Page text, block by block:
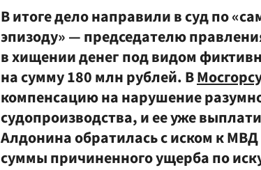
В итоге дело направили в суд по
эпизоду» — председателю
в хищении денег под видом
на сумму 180 млн рублей. В
компенсацию на нарушение
судопроизводства, и ее уже
Алдонина обратилась с иском к
суммы причиненного ущерба по